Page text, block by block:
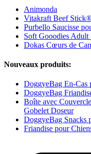
Animonda
Vitakraft Beef
Purbello Saucisse
Soft Gooodies Adult
Dokas Cœurs de
Nouveaux produits:
DoggyeBag En-Cas
DoggyeBag
Boîte avec
Gobelet Doseur
DoggyeBag Snacks
Friandise pour